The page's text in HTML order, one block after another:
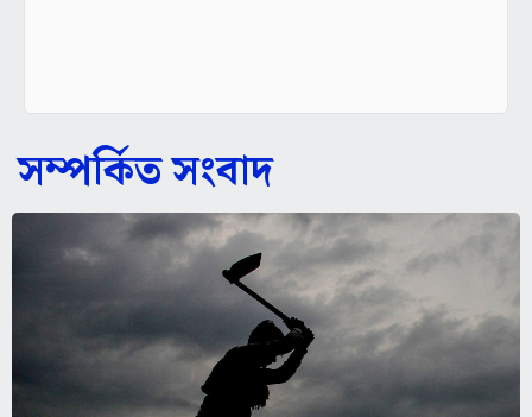
সম্পর্কিত সংবাদ